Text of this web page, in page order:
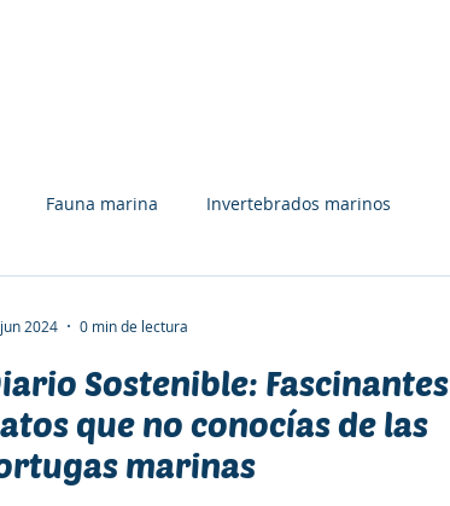
Fauna marina Invertebrados marinos
Premios y Reconocimientos Educación
Colaboración
Sostenible: Fascinantes
que no conocías de las
marinas
2024 0 min de lectura